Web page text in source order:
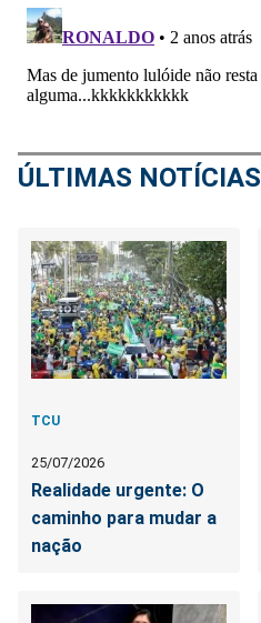
ÚLTIMAS NOTÍCIAS
TCU
25/07/2026
Realidade urgente: O
caminho para mudar a
nação